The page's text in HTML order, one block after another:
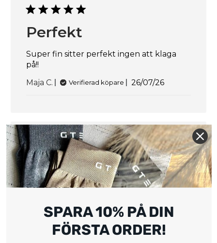
Perfekt
Super fin sitter perfekt ingen att klaga
på!!
Maja C.
Verifierad köpare 26/07/26
Fin och ganska
bekväm
Synd att man inte kan justera bandet i
nacken. Jättesnygg men bandet runt
nacken korvar sig ibland
SPARA 10% PÅ DIN
FÖRSTA ORDER!